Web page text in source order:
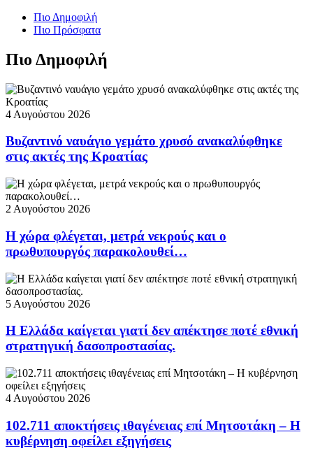
Πιο Δημοφιλή
Πιο Πρόσφατα
Πιο Δημοφιλή
4 Αυγούστου 2026
Βυζαντινό ναυάγιο γεμάτο χρυσό ανακαλύφθηκε
στις ακτές της Κροατίας
2 Αυγούστου 2026
Η χώρα φλέγεται, μετρά νεκρούς και ο
πρωθυπουργός παρακολουθεί…
5 Αυγούστου 2026
Η Ελλάδα καίγεται γιατί δεν απέκτησε ποτέ εθνική
στρατηγική δασοπροστασίας.
4 Αυγούστου 2026
102.711 αποκτήσεις ιθαγένειας επί Μητσοτάκη – Η
κυβέρνηση οφείλει εξηγήσεις